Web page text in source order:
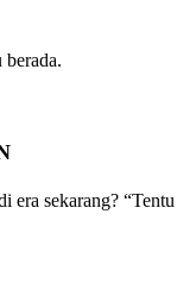
sekarang?